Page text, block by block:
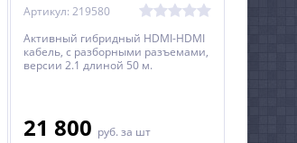
Артикул: 219580
Активный гибридный HDMI-HDMI
кабель, c разборными разъемами,
версии 2.1 длиной 50 м.
21 800 руб. за шт